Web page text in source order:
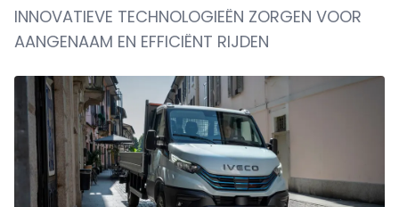
INNOVATIEVE TECHNOLOGIEËN ZORGEN VOOR
AANGENAAM EN EFFICIËNT RIJDEN